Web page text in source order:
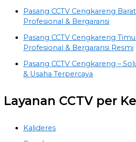
Pasang CCTV Cengkareng
Profesional & Bergaransi
Pasang CCTV Cengkareng
Profesional & Bergaransi Resmi
Pasang CCTV Cengkareng –
& Usaha Terpercaya
Layanan CCTV per
Kalideres